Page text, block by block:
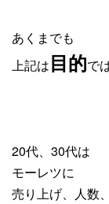
あくまでも
上記は目的で
20代、30代は
モーレツに
売り上げ、人数